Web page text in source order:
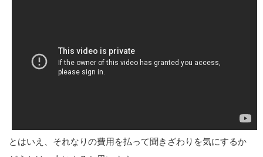
とはいえ、それなりの費用を払って聞きざわりを気にするか